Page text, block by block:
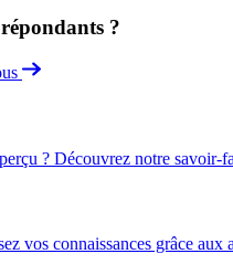
?
? Découvrez notre savoir-
vos connaissances grâce aux